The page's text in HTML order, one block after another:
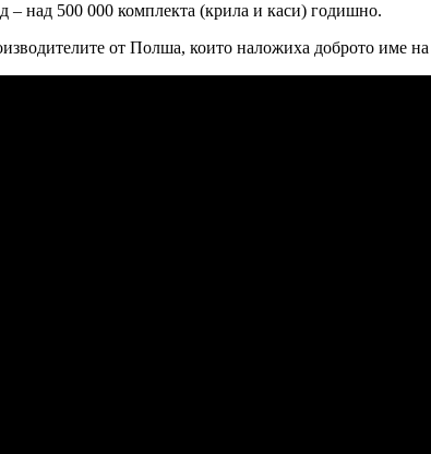
– над 500 000 комплекта (крила и каси) годишно.
от Полша, които наложиха доброто име